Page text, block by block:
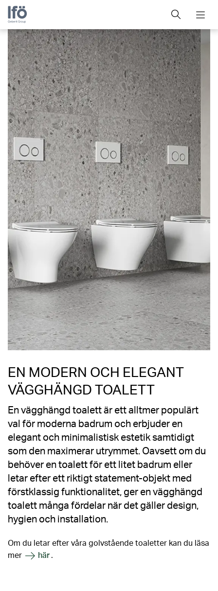
EN MODERN OCH ELEGANT
VÄGGHÄNGD TOALETT
En vägghängd toalett är ett alltmer populärt
val för moderna badrum och erbjuder en
elegant och minimalistisk estetik samtidigt
som den maximerar utrymmet. Oavsett om du
behöver en toalett för ett litet badrum eller
letar efter ett riktigt statement-objekt med
förstklassig funktionalitet, ger en vägghängd
toalett många fördelar när det gäller design,
hygien och installation.
Om du letar efter våra golvstående toaletter kan du läsa
mer
här.